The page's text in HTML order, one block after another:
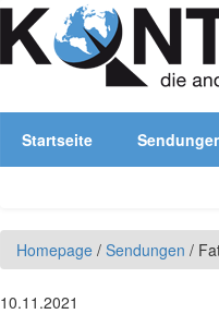
Startseite
Homepage / Sendungen /
10.11.2021